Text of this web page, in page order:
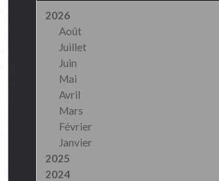
2026
Août
Juillet
Juin
Mai
Avril
Mars
Février
Janvier
2025
2024